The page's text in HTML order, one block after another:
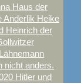
Haus der
Anderlik Heike
Heinrich der
nicht anders.
Hitler und